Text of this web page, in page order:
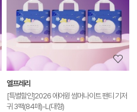
정
보
보
기
엘프레리
[특별할인]2026 에어윙 썸머나이트 팬티 기저
귀 3팩(84매)-L(대형)